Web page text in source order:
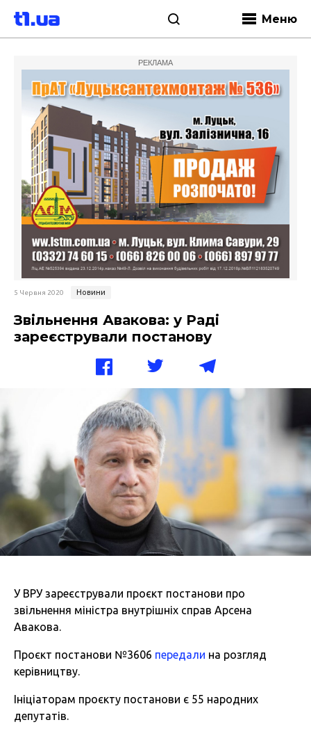
Меню
РЕКЛАМА
5 Червня 2020 Новини
Звільнення Авакова: у Раді
зареєстрували постанову
У ВРУ зареєстрували проєкт постанови про
звільнення міністра внутрішніх справ Арсена
Авакова.
Проєкт постанови №3606 передали на розгляд
керівництву.
Ініціаторам проєкту постанови є 55 народних
депутатів.